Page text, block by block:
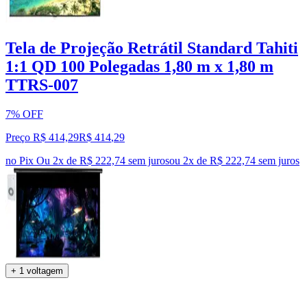
Tela de Projeção Retrátil Standard Tahiti
1:1 QD 100 Polegadas 1,80 m x 1,80 m
TTRS-007
7% OFF
Preço R$ 414,29R$ 414,29
no Pix Ou 2x de R$ 222,74 sem jurosou 2x de R$ 222,74 sem juros
+ 1 voltagem